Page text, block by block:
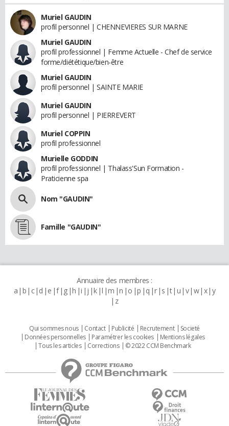
Muriel GAUDIN
profil personnel | CHENNEVIERES SUR MARNE
Muriel GAUDIN
profil professionnel | Femme Actuelle - Chef de service
forme/diététique/bien-être
Muriel GAUDIN
profil personnel | SAINTE MARIE
Muriel GAUDIN
profil personnel | PIERREVERT
Muriel COPPIN
profil professionnel
Murielle GODDIN
profil professionnel | Thalass'Sun Formation -
Praticienne spa
Nom "GAUDIN"
Famille "GAUDIN"
Annuaire des membres :
a b c d e f g h i j k l m n o p q r s t u v w x y
z
Qui sommes nous Contact Publicité Recrutement
Societé
Données personnelles
Paramétrer les cookies
Mentions légales
Tous les articles
Corrections © 2022 CCM Benchmark